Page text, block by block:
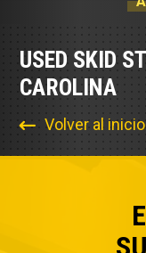
USED SKID
CAROLINA
Volver al inicio